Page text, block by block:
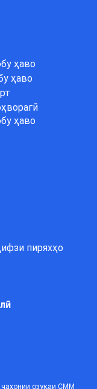
ҳаво
ҳаво
ҳаво
пиряхҳо
ҷаҳонии озуқаи СММ